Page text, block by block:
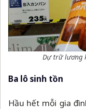
Dự trữ lương
Ba lô sinh tồn
Hầu hết mỗi gia